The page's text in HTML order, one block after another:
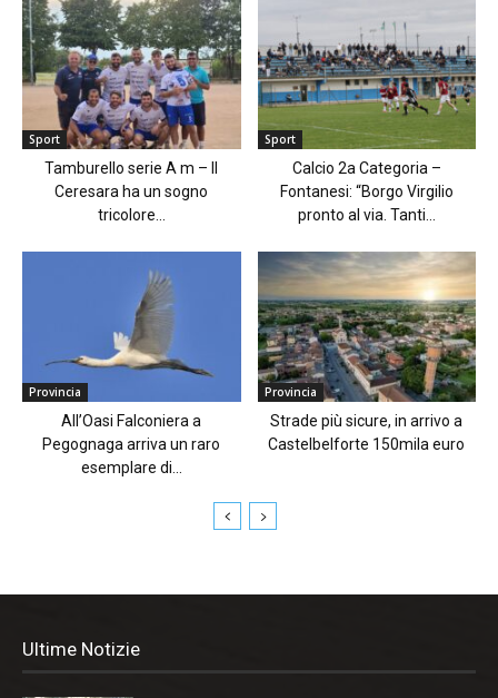
Sport
Tamburello serie A m – Il
Ceresara ha un sogno
tricolore...
Sport
Calcio 2a Categoria –
Fontanesi: “Borgo Virgilio
pronto al via. Tanti...
Provincia
All’Oasi Falconiera a
Pegognaga arriva un raro
esemplare di...
Provincia
Strade più sicure, in arrivo a
Castelbelforte 150mila euro
Ultime Notizie